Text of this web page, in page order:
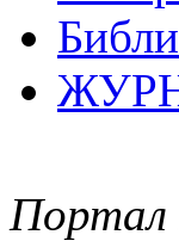
Портал